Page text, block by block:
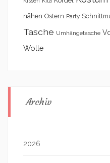
nähen Ostern Party
Tasche Umhängetasche
Wolle
Archiv
2026